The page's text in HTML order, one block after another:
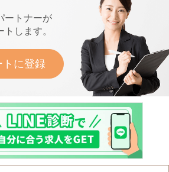
ートナーが
します。
トに登録